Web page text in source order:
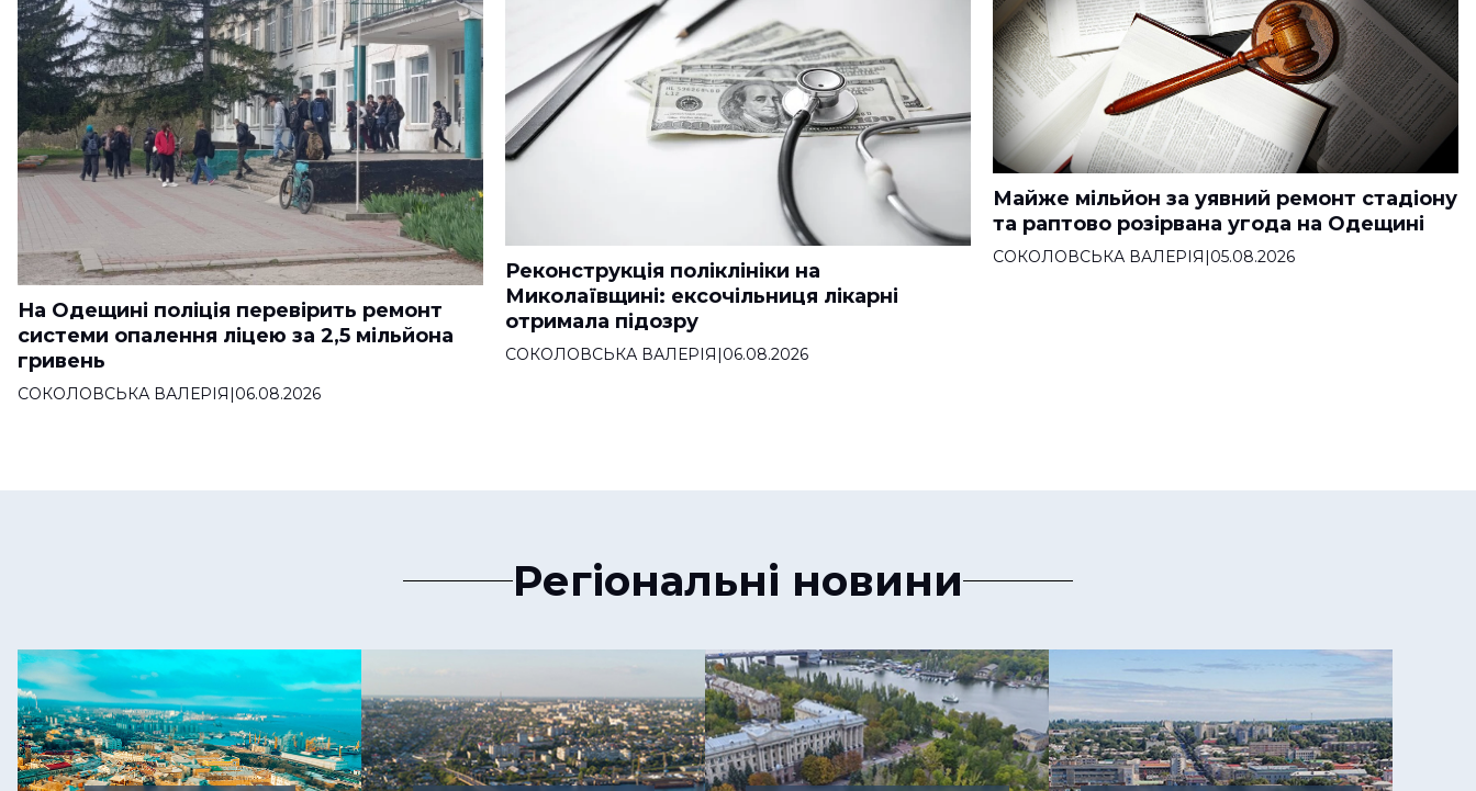
На Одещині поліція перевірить ремонт
системи опалення ліцею за 2,5 мільйона
гривень
СОКОЛОВСЬКА ВАЛЕРІЯ|06.08.2026
Реконструкція поліклініки на
Миколаївщині: ексочільниця лікарні
отримала підозру
СОКОЛОВСЬКА ВАЛЕРІЯ|06.08.2026
Майже мільйон за уявний ремонт стадіону
та раптово розірвана угода на Одещині
СОКОЛОВСЬКА ВАЛЕРІЯ|05.08.2026
Регіональні новини